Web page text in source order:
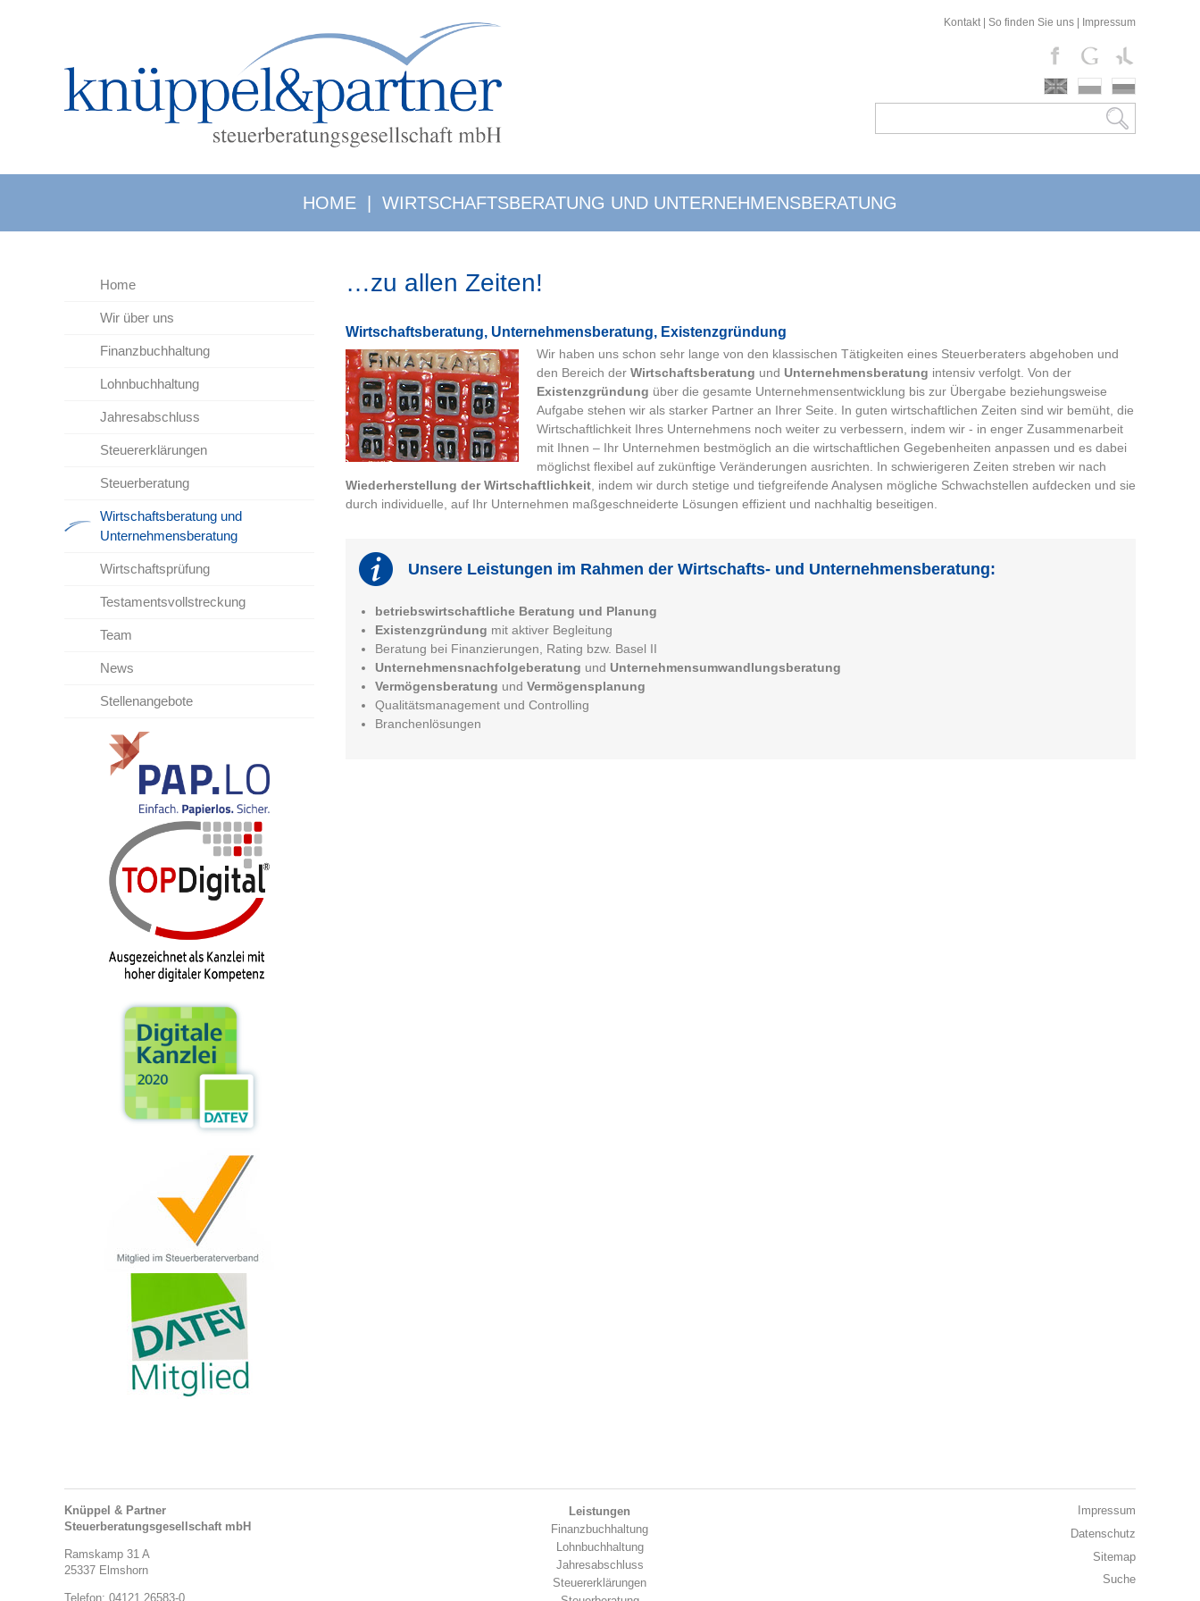
Kontakt| So finden Sie uns Impressum
HOME WIRTSCHAFTSBERATUNG UND UNTERNEHMENSBERATUNG
Home
Wir über uns
Finanzbuchhaltung
Lohnbuchhaltung
Jahresabschluss
Steuererklärungen
Steuerberatung
Wirtschaftsberatung und
Unternehmensberatung
Wirtschaftsprüfung
Testamentsvollstreckung
Team
News
Stellenangebote
…zu allen Zeiten!
Wirt­schafts­be­ra­tung, Un­ter­neh­mens­be­ra­tung, Existenzgründung
Wir haben uns schon sehr lange von den klassischen Tätigkeiten eines Steuerberaters abgehoben und
den Bereich der Wirtschaftsberatung und Unternehmensberatung intensiv verfolgt. Von der
Existenzgründung über die gesamte Unternehmensentwicklung bis zur Übergabe beziehungsweise
Aufgabe stehen wir als starker Partner an Ihrer Seite. In guten wirtschaftlichen Zeiten sind wir bemüht, die
Wirtschaftlichkeit Ihres Unternehmens noch weiter zu verbessern, indem wir - in enger Zusammenarbeit
mit Ihnen – Ihr Unternehmen bestmöglich an die wirtschaftlichen Gegebenheiten anpassen und es dabei
möglichst flexibel auf zukünftige Veränderungen ausrichten. In schwierigeren Zeiten streben wir nach
Wiederherstellung der Wirtschaftlichkeit , indem wir durch stetige und tiefgreifende Analysen mögliche Schwachstellen aufdecken und sie
durch individuelle, auf Ihr Unternehmen maßgeschneiderte Lösungen effizient und nachhaltig beseitigen.
Unsere Leistungen im Rahmen der Wirtschafts- und Unternehmensberatung:
betriebswirtschaftliche Beratung und Planung
Existenzgründung mit aktiver Begleitung
Beratung bei Finanzierungen, Rating bzw. Basel II
Unternehmensnachfolgeberatung und Unternehmensumwandlungsberatung
Vermögensberatung und Vermögensplanung
Qualitätsmanagement und Controlling
Branchenlösungen
Knüppel & Partner
Steuerberatungsgesellschaft mbH
Ramskamp 31 A
25337 Elmshorn
Telefon: 04121 26583-0
Leistungen
Finanzbuchhaltung
Lohnbuchhaltung
Jahresabschluss
Steuererklärungen
Impressum
Datenschutz
Sitemap
Suche